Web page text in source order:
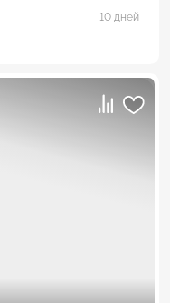
10 дней